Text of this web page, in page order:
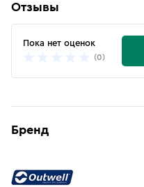
Отзывы
Пока нет оценок
(0)
Бренд